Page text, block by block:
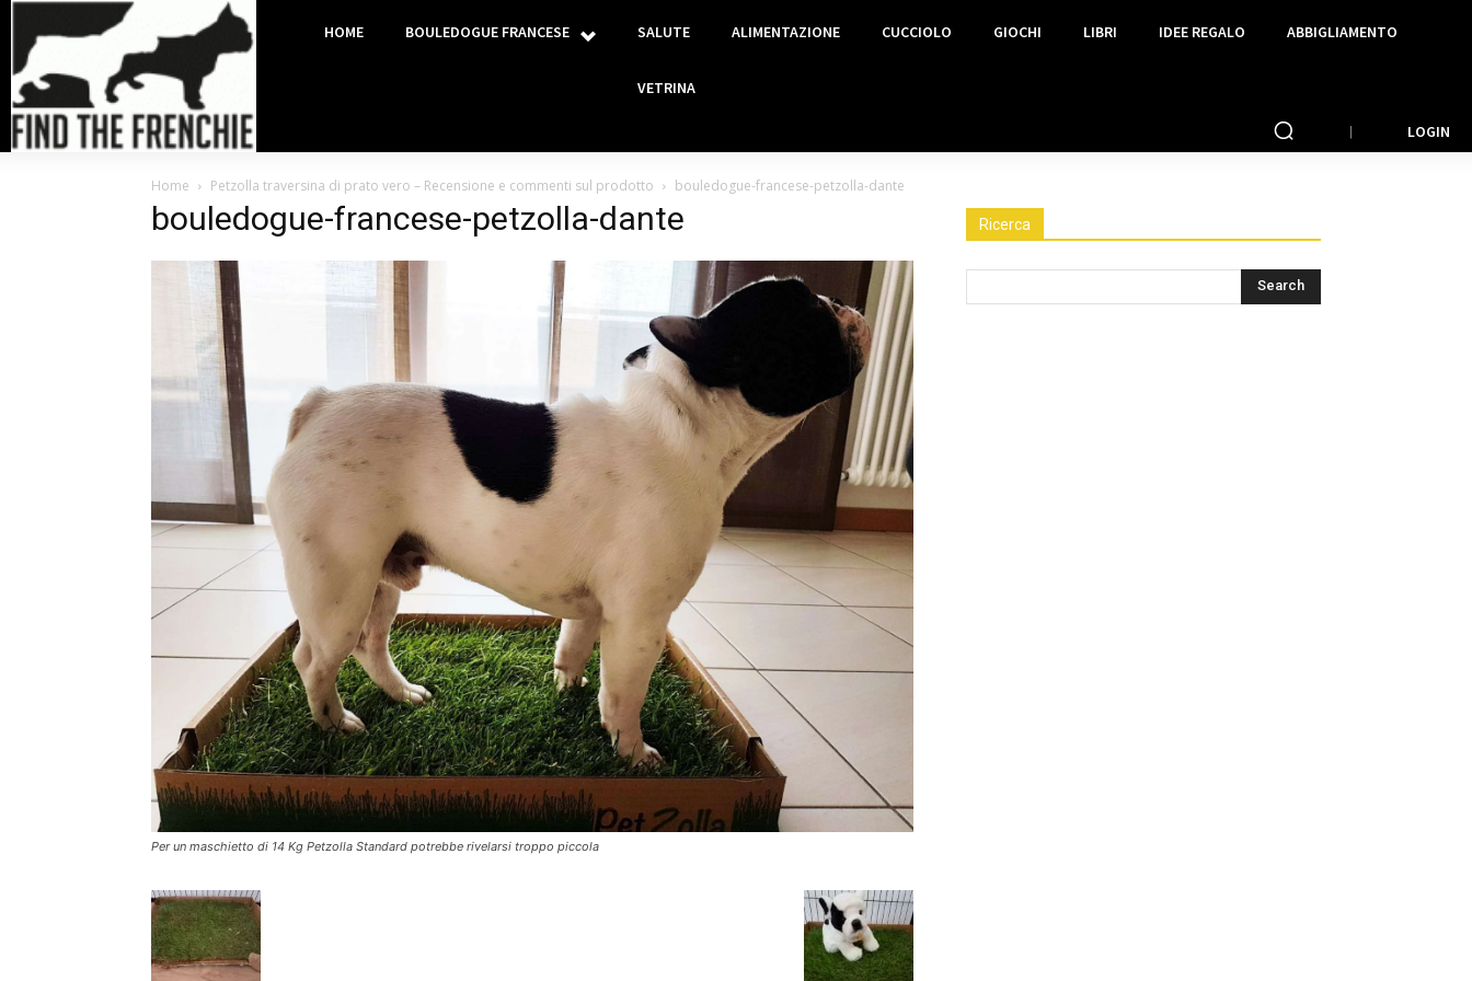
HOME BOULEDOGUE FRANCESE SALUTE ALIMENTAZIONE CUCCIOLO GIOCHI LIBRI IDEE REGALO ABBIGLIAMENTO
VETRINA
LOGIN
Home Petzolla traversina di prato vero – Recensione e commenti sul prodotto bouledogue-francese-petzolla-dante
bouledogue-francese-petzolla-dante
Per un maschietto di 14 Kg Petzolla Standard potrebbe rivelarsi troppo piccola
Ricerca